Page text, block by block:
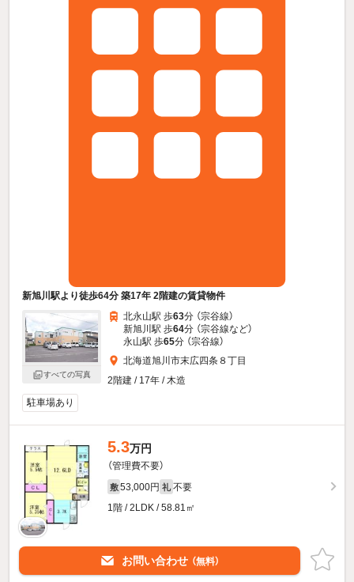
新旭川駅より徒歩64分 築17年 2階建の賃貸物件
すべての写真
北永山駅 歩63分 （宗谷線）
新旭川駅 歩64分 （宗谷線など）
永山駅 歩65分 （宗谷線）
北海道旭川市末広四条８丁目
2階建 / 17年 / 木造
駐車場あり
5.3万円
（管理費不要）
敷 53,000円 礼 不要
1階 / 2LDK / 58.81㎡
お問い合わせ （無料）